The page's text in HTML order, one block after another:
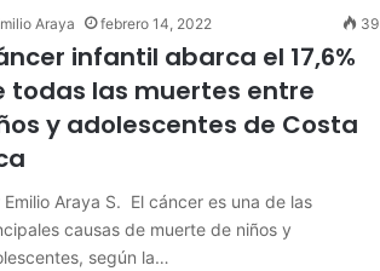
Araya febrero 14, 2022 39
infantil abarca el 17,6%
todas las muertes entre
y adolescentes de Costa
Emilio Araya S. El cáncer es una de las
causas de muerte de niños y
según la…